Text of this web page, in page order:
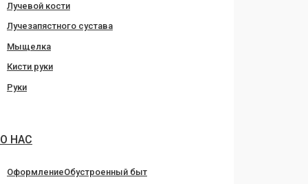
Лучевой кости
Лучезапястного сустава
Мыщелка
Кисти руки
Руки
О НАС
ОформлениеОбустроенный быт